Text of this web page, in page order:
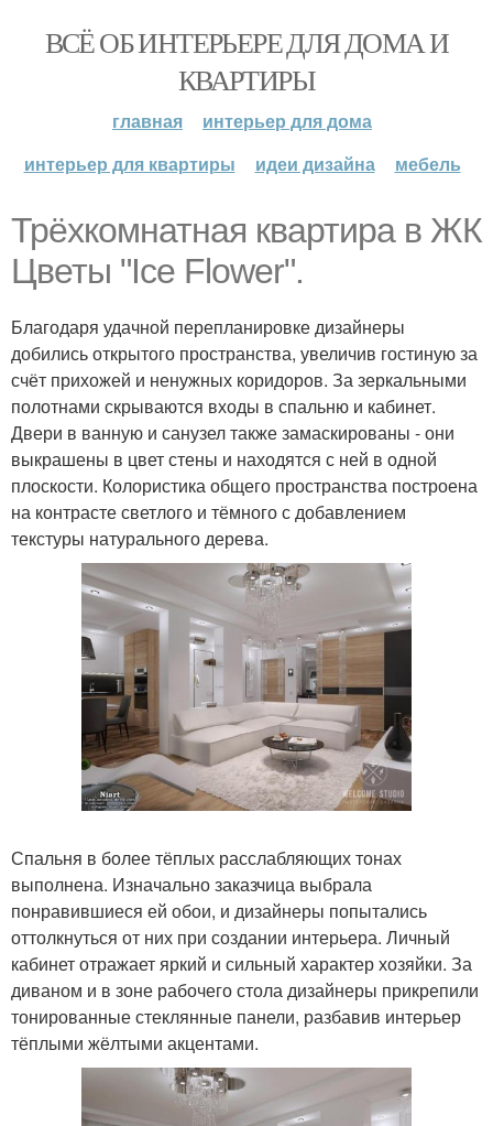
ВСЁ ОБ ИНТЕРЬЕРЕ ДЛЯ ДОМА И
КВАРТИРЫ
главная
интерьер для дома
интерьер для квартиры
идеи дизайна мебель
Трёхкомнатная квартира в ЖК
Цветы "Ice Flower".
Благодаря удачной перепланировке дизайнеры
добились открытого пространства, увеличив гостиную за
счёт прихожей и ненужных коридоров. За зеркальными
полотнами скрываются входы в спальню и кабинет.
Двери в ванную и санузел также замаскированы - они
выкрашены в цвет стены и находятся с ней в одной
плоскости. Колористика общего пространства построена
на контрасте светлого и тёмного с добавлением
текстуры натурального дерева.
Спальня в более тёплых расслабляющих тонах
выполнена. Изначально заказчица выбрала
понравившиеся ей обои, и дизайнеры попытались
оттолкнуться от них при создании интерьера. Личный
кабинет отражает яркий и сильный характер хозяйки. За
диваном и в зоне рабочего стола дизайнеры прикрепили
тонированные стеклянные панели, разбавив интерьер
тёплыми жёлтыми акцентами.